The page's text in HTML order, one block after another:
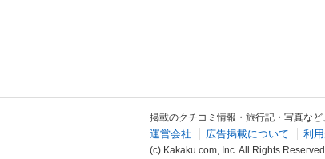
掲載のクチコミ情報・旅行記・写真な
運営会社 広告掲載について 利
(c) Kakaku.com, Inc. All Rights